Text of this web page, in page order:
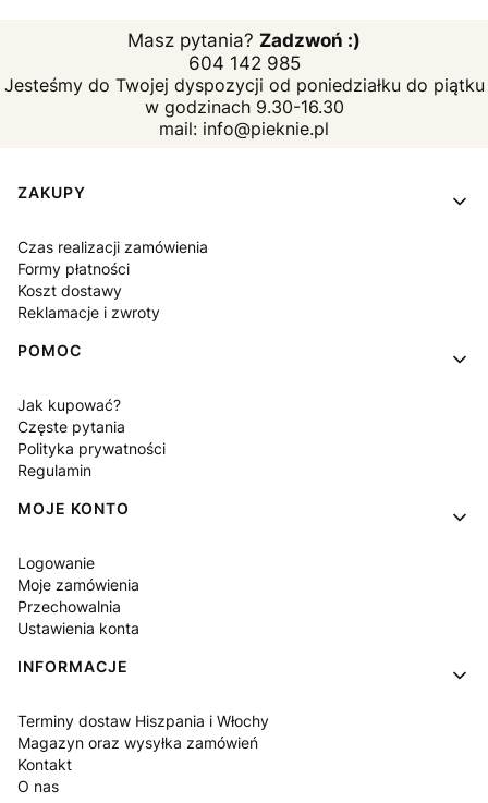
Masz pytania? Zadzwoń :)
604 142 985
Jesteśmy do Twojej dyspozycji od poniedziałku do piątku
w godzinach 9.30-16.30
mail: info@pieknie.pl
Linki w stopce
ZAKUPY
Czas realizacji zamówienia
Formy płatności
Koszt dostawy
Reklamacje i zwroty
POMOC
Jak kupować?
Częste pytania
Polityka prywatności
Regulamin
MOJE KONTO
Logowanie
Moje zamówienia
Przechowalnia
Ustawienia konta
INFORMACJE
Terminy dostaw Hiszpania i Włochy
Magazyn oraz wysyłka zamówień
Kontakt
O nas